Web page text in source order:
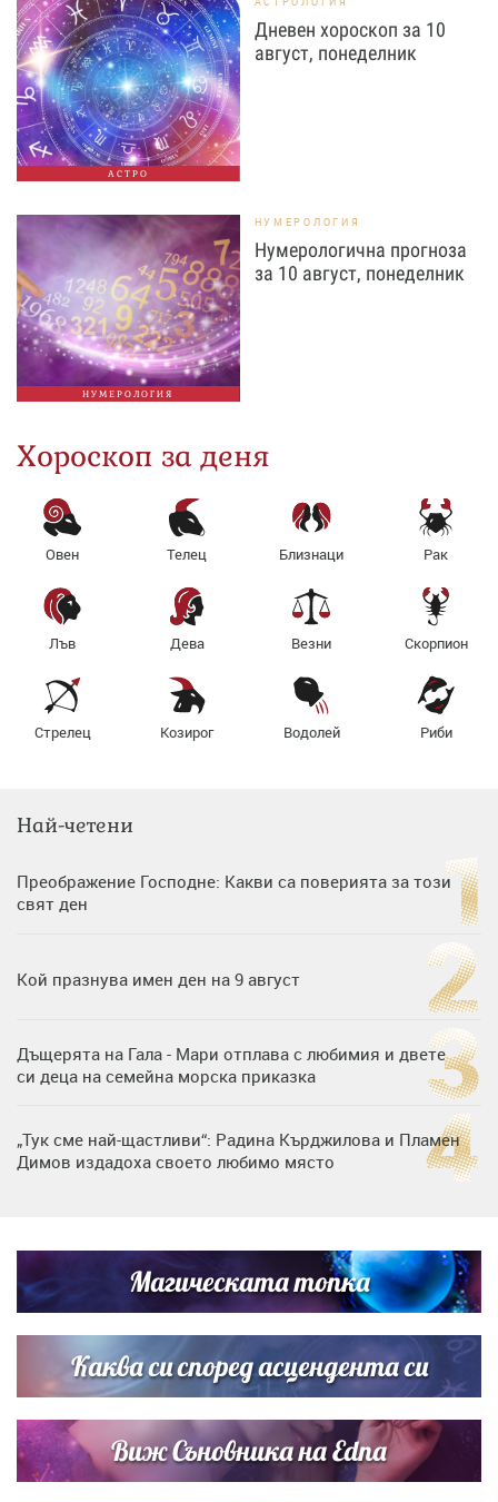
АСТРО
Дневен хороскоп за 10
август, понеделник
НУМЕРОЛОГИЯ
НУМЕРОЛОГИЯ
Нумерологична прогноза
за 10 август, понеделник
Хороскоп за деня
Овен Телец Близнаци Рак
Лъв Дева Везни Скорпион
Стрелец Козирог Водолей Риби
Най-четени
Преображение Господне: Какви са поверията за този
свят ден
Кой празнува имен ден на 9 август
Дъщерята на Гала - Мари отплава с любимия и двете
си деца на семейна морска приказка
„Тук сме най-щастливи“: Радина Кърджилова и Пламен
Димов издадоха своето любимо място
кадри с Башар Рахал и малкия им син
Дъщерята на Тодор Батков вдигна сватба, Стоичков и
Братя Аргирови я изненадаха с песен
Магическата топка
Каква си според асцендента си
Виж Съновника на Edna